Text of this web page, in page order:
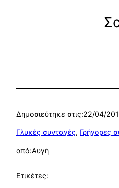
Δημοσιεύτηκε στις:22/04/
Γλυκές συνταγές, Γρήγορες
από:Αυγή
Ετικέτες: